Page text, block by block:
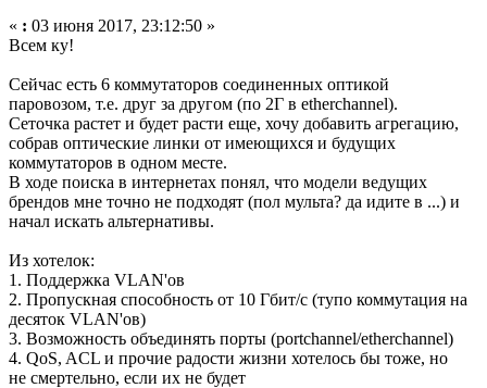
« : 03 июня 2017, 23:12:50 »
Всем ку!
Сейчас есть 6 коммутаторов соединенных оптикой
паровозом, т.е. друг за другом (по 2Г в etherchannel).
Сеточка растет и будет расти еще, хочу добавить агрегацию,
собрав оптические линки от имеющихся и будущих
коммутаторов в одном месте.
В ходе поиска в интернетах понял, что модели ведущих
брендов мне точно не подходят (пол мульта? да идите в ...) и
начал искать альтернативы.
Из хотелок:
1. Поддержка VLAN'ов
2. Пропускная способность от 10 Гбит/с (тупо коммутация на
десяток VLAN'ов)
3. Возможность объединять порты (portchannel/etherchannel)
4. QoS, ACL и прочие радости жизни хотелось бы тоже, но
не смертельно, если их не будет